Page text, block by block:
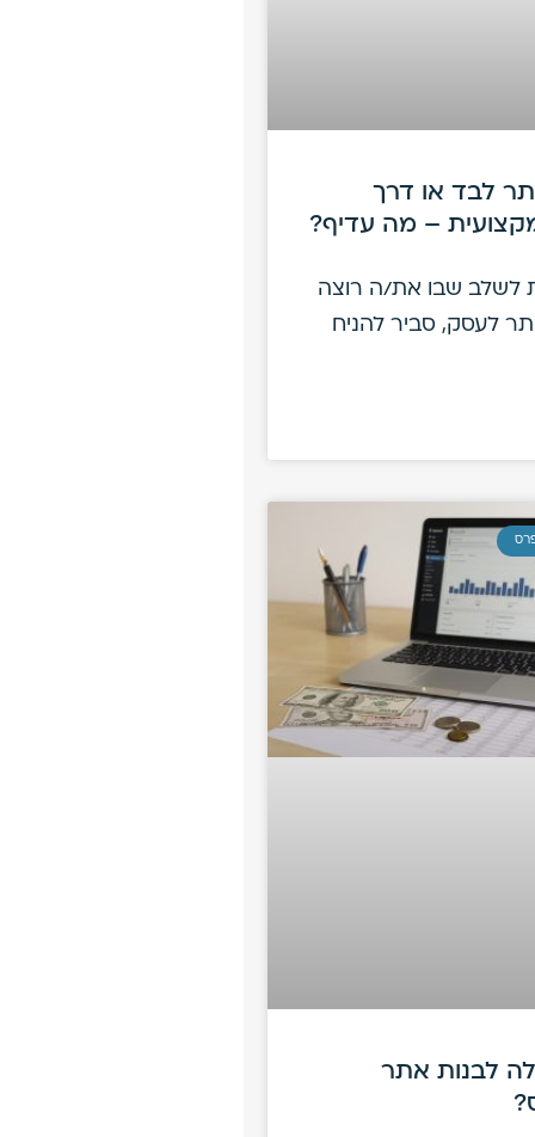
לבד או דרך
– מה עדיף?
לשלב שבו את/ה רוצה
לעסק, סביר להניח
לבנות אתר